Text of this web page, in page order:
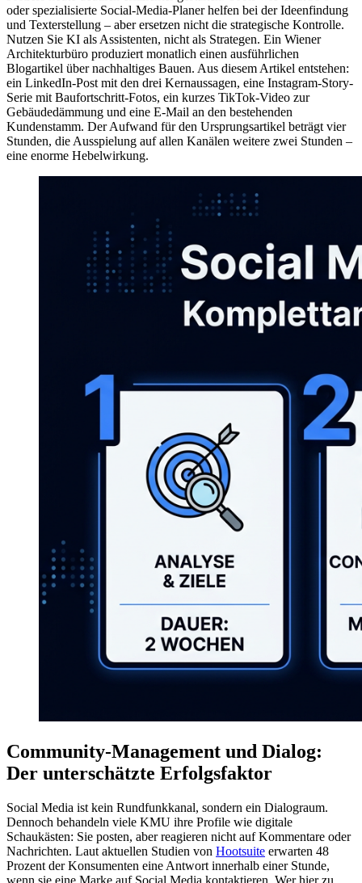
oder spezialisierte Social-Media-Planer helfen bei der Ideenfindung
und Texterstellung – aber ersetzen nicht die strategische Kontrolle.
Nutzen Sie KI als Assistenten, nicht als Strategen. Ein Wiener
Architekturbüro produziert monatlich einen ausführlichen
Blogartikel über nachhaltiges Bauen. Aus diesem Artikel entstehen:
ein LinkedIn-Post mit den drei Kernaussagen, eine Instagram-Story-
Serie mit Baufortschritt-Fotos, ein kurzes TikTok-Video zur
Gebäudedämmung und eine E-Mail an den bestehenden
Kundenstamm. Der Aufwand für den Ursprungsartikel beträgt vier
Stunden, die Ausspielung auf allen Kanälen weitere zwei Stunden –
eine enorme Hebelwirkung.
Community-Management und Dialog:
Der unterschätzte Erfolgsfaktor
Social Media ist kein Rundfunkkanal, sondern ein Dialograum.
Dennoch behandeln viele KMU ihre Profile wie digitale
Schaukästen: Sie posten, aber reagieren nicht auf Kommentare oder
Nachrichten. Laut aktuellen Studien von Hootsuite erwarten 48
Prozent der Konsumenten eine Antwort innerhalb einer Stunde,
wenn sie eine Marke auf Social Media kontaktieren. Wer hier zu